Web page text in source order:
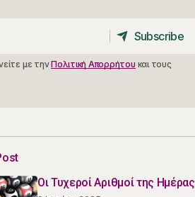
Subscribe
με τηνΠολιτική Απορρήτου και τους
Οι Τυχεροί Αριθμοί της Ημέρας